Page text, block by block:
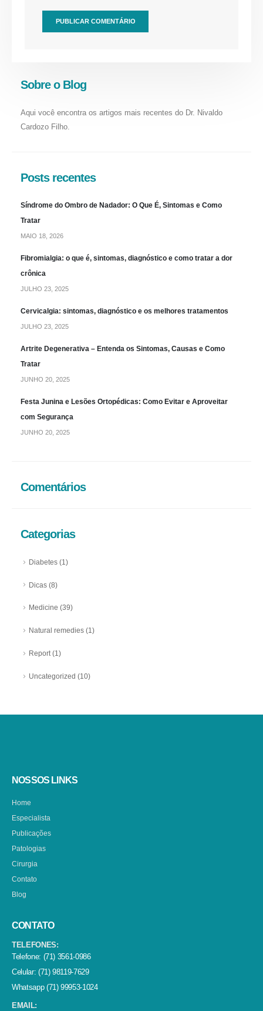
Sobre o Blog
Aqui você encontra os artigos mais recentes do Dr. Nivaldo
Cardozo Filho.
Posts recentes
Síndrome do Ombro de Nadador: O Que É, Sintomas e Como
Tratar
MAIO 18, 2026
Fibromialgia: o que é, sintomas, diagnóstico e como tratar a dor
crônica
JULHO 23, 2025
Cervicalgia: sintomas, diagnóstico e os melhores tratamentos
JULHO 23, 2025
Artrite Degenerativa – Entenda os Sintomas, Causas e Como
Tratar
JUNHO 20, 2025
Festa Junina e Lesões Ortopédicas: Como Evitar e Aproveitar
com Segurança
JUNHO 20, 2025
Comentários
Categorias
Diabetes(1)
Dicas(8)
Medicine (39)
Natural remedies(1)
Report(1)
Uncategorized (10)
NOSSOS LINKS
Home
Especialista
Publicações
Patologias
Cirurgia
Contato
Blog
CONTATO
TELEFONES:
Telefone: (71) 3561-0986
Celular: (71) 98119-7629
Whatsapp (71) 99953-1024
EMAIL: